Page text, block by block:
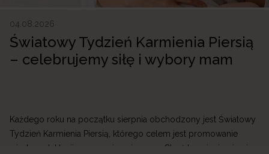
04.08.2026
Światowy Tydzień Karmienia Piersią
– celebrujemy siłę i wybory mam
Każdego roku na początku sierpnia obchodzony jest Światowy
Tydzień Karmienia Piersią, którego celem jest promowanie
wiedzy o laktacji oraz wspieranie mam. Choć karmienie piersią